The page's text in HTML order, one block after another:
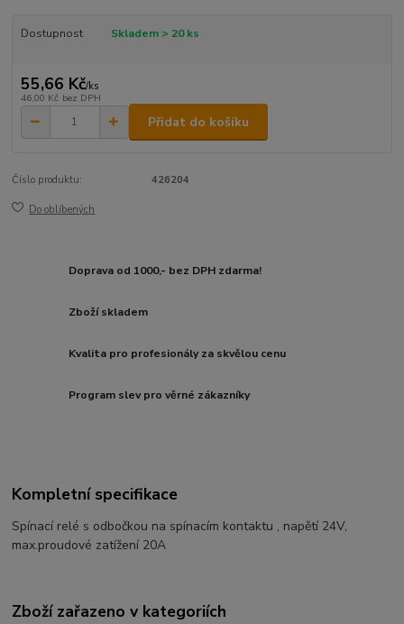
Dostupnost Skladem > 20 ks
55,66 Kč/ks
46,00 Kč bez DPH
Přidat do košíku
Číslo produktu: 426204
Do oblíbených
Doprava od 1000,- bez DPH zdarma!
Zboží skladem
Kvalita pro profesionály za skvělou cenu
Program slev pro věrné zákazníky
Kompletní specifikace
Spínací relé s odbočkou na spínacím kontaktu , napětí 24V,
max.proudové zatížení 20A
Zboží zařazeno v kategoriích